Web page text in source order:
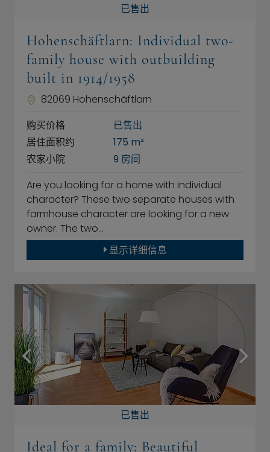
已售出
Hohenschäftlarn: Individual two-
family house with outbuilding
built in 1914/1958
82069 Hohenschäftlarn
购买价格
已售出
居住面积约
175 m²
农家小院
9 房间
Are you looking for a home with individual
character? These two separate houses with
farmhouse character are looking for a new
owner. The two…
显示详细信息
已售出
Ideal for a family: Beautiful